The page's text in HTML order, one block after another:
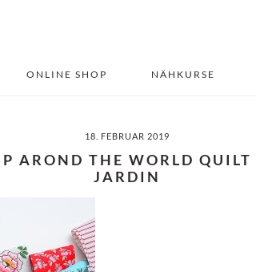
ONLINE SHOP NÄHKURSE
18. FEBRUAR 2019
AROND THE WORLD
JARDIN